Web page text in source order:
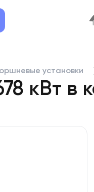
установки
кВт в